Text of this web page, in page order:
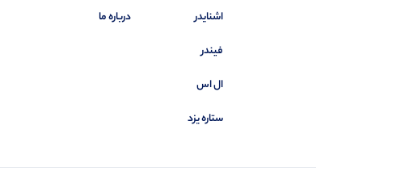
اشنایدر
فیندر
ال اس
ستاره یزد
درباره ما